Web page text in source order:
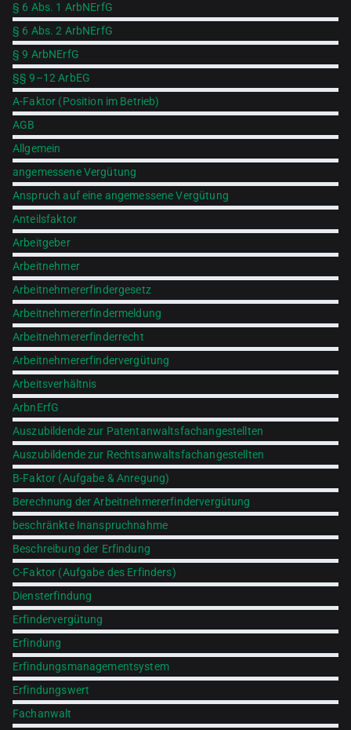
§ 6 Abs. 1 ArbNErfG
§ 6 Abs. 2 ArbNErfG
§ 9 ArbNErfG
§§ 9–12 ArbEG
A-Faktor (Position im Betrieb)
AGB
Allgemein
angemessene Vergütung
Anspruch auf eine angemessene Vergütung
Anteilsfaktor
Arbeitgeber
Arbeitnehmer
Arbeitnehmererfindergesetz
Arbeitnehmererfindermeldung
Arbeitnehmererfinderrecht
Arbeitnehmererfindervergütung
Arbeitsverhältnis
ArbnErfG
Auszubildende zur Patentanwaltsfachangestellten
Auszubildende zur Rechtsanwaltsfachangestellten
B-Faktor (Aufgabe & Anregung)
Berechnung der Arbeitnehmererfindervergütung
beschränkte Inanspruchnahme
Beschreibung der Erfindung
C-Faktor (Aufgabe des Erfinders)
Diensterfindung
Erfindervergütung
Erfindung
Erfindungsmanagementsystem
Erfindungswert
Fachanwalt